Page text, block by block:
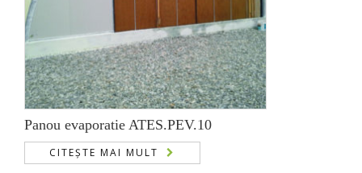
Panou evaporatie ATES.PEV.10
CITEȘTE MAI MULT